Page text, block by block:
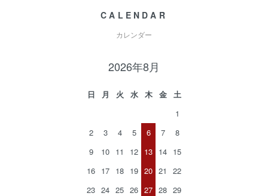
CALENDAR
カレンダー
2026年8月
日 月 火 水 木 金
土
1
2
3 4 5 6 7
8
9
10 11 12 13 14 15
16 17 18 19 20 21
22
23 24 25 26 27 28 29